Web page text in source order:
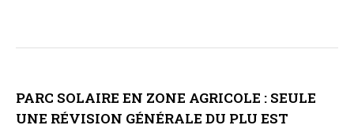
PARC SOLAIRE EN ZONE AGRICOLE : SEULE
UNE RÉVISION GÉNÉRALE DU PLU EST